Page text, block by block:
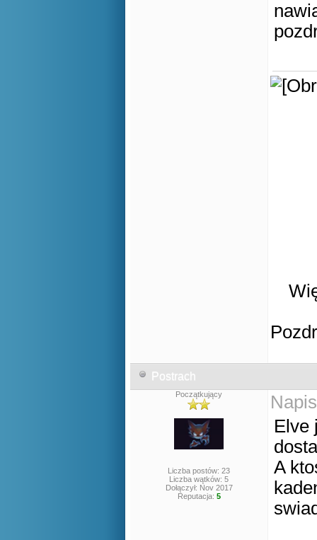
Postrach
Początkujący
Liczba postów: 23
Liczba wątków: 5
Dołączył: Nov 2017
Reputacja: 5
Elve
A